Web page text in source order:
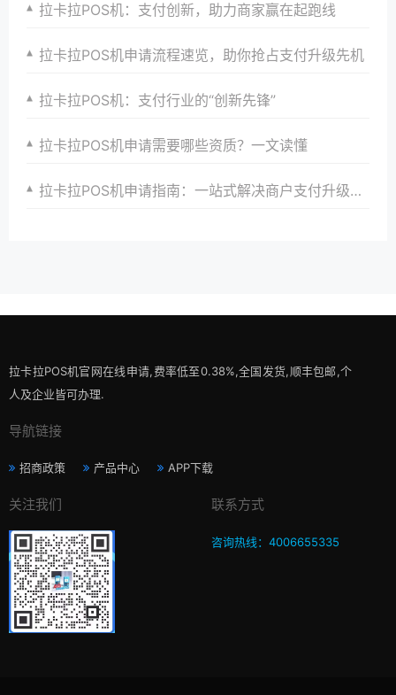
拉卡拉POS机：支付创新，助力商家赢在起跑线
拉卡拉POS机申请流程速览，助你抢占支付升级先机
拉卡拉POS机：支付行业的“创新先锋”
拉卡拉POS机申请需要哪些资质？一文读懂
拉卡拉POS机申请指南：一站式解决商户支付升级难题
拉卡拉POS机官网在线申请,费率低至0.38%,全国发货,顺丰包邮,个
人及企业皆可办理.
导航链接
招商政策 产品中心 APP下载
关注我们 联系方式
咨询热线：4006655335